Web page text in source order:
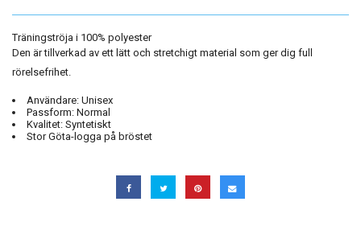
Träningströja i 100% polyester
Den är tillverkad av ett lätt och stretchigt material som ger dig full
rörelsefrihet.
Användare: Unisex
Passform: Normal
Kvalitet: Syntetiskt
Stor Göta-logga på bröstet